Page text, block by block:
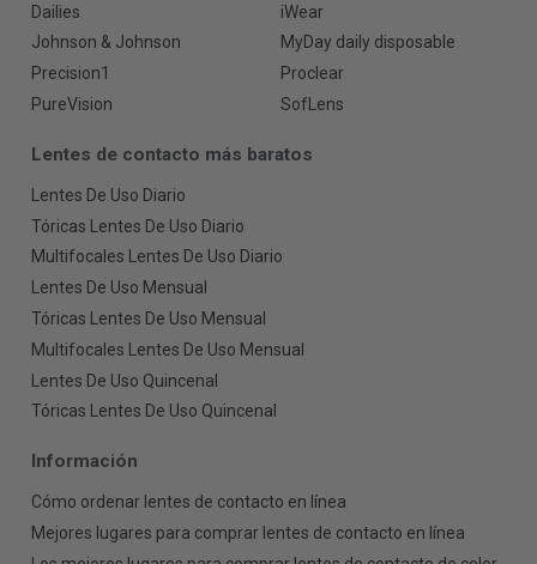
Dailies
iWear
Johnson & Johnson
MyDay daily disposable
Precision1
Proclear
PureVision
SofLens
Lentes de contacto más baratos
Lentes De Uso Diario
Tóricas Lentes De Uso Diario
Multifocales Lentes De Uso Diario
Lentes De Uso Mensual
Tóricas Lentes De Uso Mensual
Multifocales Lentes De Uso Mensual
Lentes De Uso Quincenal
Tóricas Lentes De Uso Quincenal
Información
Cómo ordenar lentes de contacto en línea
Mejores lugares para comprar lentes de contacto en línea